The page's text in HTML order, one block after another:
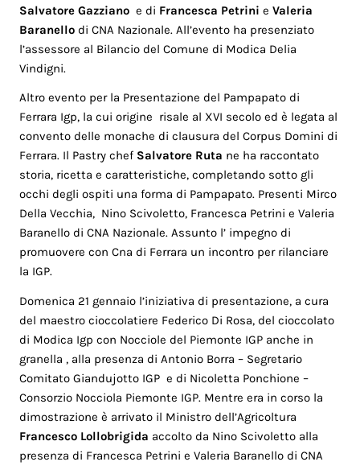
Salvatore Gazziano e di Francesca Petrini eValeria
Baranello di CNA Nazionale. All’evento ha presenziato
l’assessore al Bilancio del Comune di Modica Delia
Vindigni.
Altro evento per la Presentazione del Pampapato di
Ferrara Igp, la cui origine risale al XVI secolo ed è legata al
convento delle monache di clausura del Corpus Domini di
Ferrara. Il Pastry chef Salvatore Ruta ne ha raccontato
storia, ricetta e caratteristiche, completando sotto gli
occhi degli ospiti una forma di Pampapato. Presenti Mirco
Della Vecchia, Nino Scivoletto, Francesca Petrini e Valeria
Baranello di CNA Nazionale. Assunto l’ impegno di
promuovere con Cna di Ferrara un incontro per rilanciare
la IGP.
Domenica 21 gennaio l’iniziativa di presentazione, a cura
del maestro cioccolatiere Federico Di Rosa, del cioccolato
di Modica Igp con Nocciole del Piemonte IGP anche in
granella , alla presenza di Antonio Borra – Segretario
Comitato Giandujotto IGP e di Nicoletta Ponchione –
Consorzio Nocciola Piemonte IGP. Mentre era in corso la
dimostrazione è arrivato il Ministro dell’Agricoltura
Francesco Lollobrigida accolto da Nino Scivoletto alla
presenza di Francesca Petrini e Valeria Baranello di CNA